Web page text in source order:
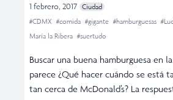
1 febrero, 2017 Ciudad
#CDMX #comida #gigante #hamburguesas
María la Ribera #suertudo
Buscar una buena hamburguesa en
parece ¿Qué hacer cuándo se está
tan cerca de McDonald’s? La